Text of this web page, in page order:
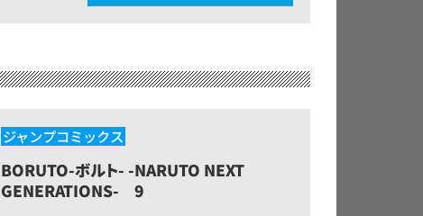
ジャンプコミックス
BORUTO-ボルト- -NARUTO NEXT
GENERATIONS- 9